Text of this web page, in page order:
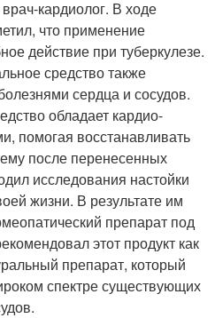
кардиолог. В ходе
что применение
действие при туберкулезе.
средство также
сердца и сосудов.
обладает кардио-
помогая восстанавливать
после перенесенных
исследования настойки
жизни. В результате им
препарат под
этот продукт как
препарат, который
спектре существующих